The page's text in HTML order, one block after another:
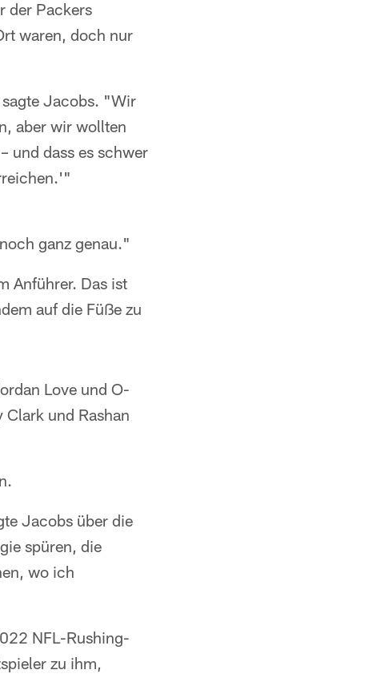
der Packers
waren, doch nur
Jacobs. "Wir
aber wir wollten
und dass es schwer
ganz genau."
Anführer. Das ist
auf die Füße zu
Love und O-
Clark und Rashan
Jacobs über die
spüren, die
wo ich
NFL-Rushing-
zu ihm,